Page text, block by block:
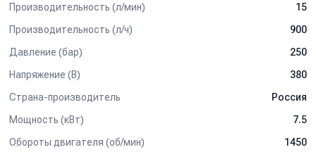
Дополнительная комплектация:
Задержка выключения двигателя с таймером (от 5 сек
до 50 сек)
Рама настенная
Рама на колесах
Барабан для шланга от 10 м до 50 м
Пенокомплект
Производительность (л/мин)
15
Производительность (л/ч)
900
Давление (бар)
250
Напряжение (В)
380
Страна-производитель
Россия
Мощность (кВт)
7.5
Обороты двигателя (об/мин)
1450